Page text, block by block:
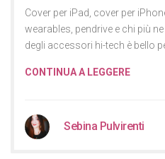
Cover per iPad, cover per
wearables, pendrive e chi più
degli accessori hi-tech è bello
CONTINUA A LEGGERE
Sebina Pulvirenti